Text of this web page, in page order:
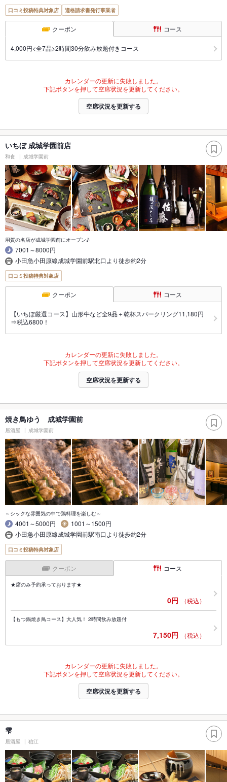
口コミ投稿特典対象店 適格請求書発行事業者
クーポン コース
4,000円<全7品>2時間30分飲み放題付きコース
カレンダーの更新に失敗しました。
下記ボタンを押して空席状況を更新してください。
空席状況を更新する
いちぼ 成城学園前店
和食 成城学園前
用賀の名店が成城学園前にオープン♪
7001～8000円
小田急小田原線成城学園前駅北口より徒歩約2分
口コミ投稿特典対象店
クーポン コース
【いちぼ厳選コース】山形牛など全9品＋乾杯スパークリング11,180円
⇒税込6800！
カレンダーの更新に失敗しました。
下記ボタンを押して空席状況を更新してください。
空席状況を更新する
焼き鳥ゆう 成城学園前
居酒屋 成城学園前
～シックな雰囲気の中で鶏料理を楽しむ～
4001～5000円
1001～1500円
小田急小田原線成城学園前駅南口より徒歩約2分
口コミ投稿特典対象店
クーポン コース
★席のみ予約承っております★
0円 （税込）
【もつ鍋焼き鳥コース】大人気！ 2時間飲み放題付
7,150円 （税込）
カレンダーの更新に失敗しました。
下記ボタンを押して空席状況を更新してください。
空席状況を更新する
雫
居酒屋 狛江